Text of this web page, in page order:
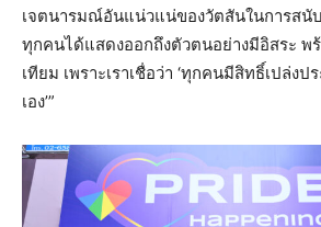
เจตนารมณ์อันแน่วแน่ของวัตสันในการสนั
ทุกคนได้แสดงออกถึงตัวตนอย่างมีอิสระ พ
เทียม เพราะเราเชื่อว่า ‘ทุกคนมีสิทธิ์เปล่ง
เอง’”